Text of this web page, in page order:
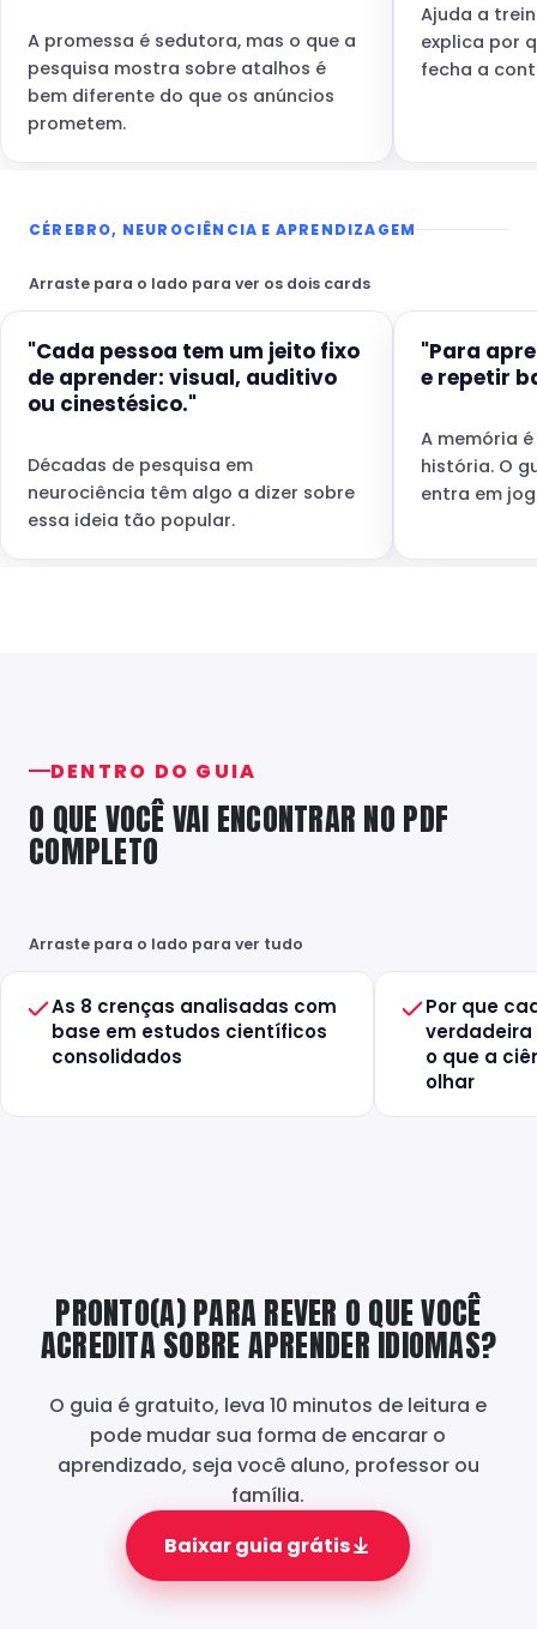
A promessa é sedutora, mas o que a
pesquisa mostra sobre atalhos é
bem diferente do que os anúncios
prometem.
Ajuda a
explica por
fecha a
CÉREBRO, NEUROCIÊNCIA E APRENDIZAGEM
Arraste para o lado para ver os dois cards
"Cada pessoa tem um jeito fixo
de aprender: visual, auditivo
ou cinestésico."
Décadas de pesquisa em
neurociência têm algo a dizer sobre
essa ideia tão popular.
"Para
e repetir
A memória
história. O
entra em
DENTRO DO GUIA
O QUE VOCÊ VAI ENCONTRAR NO PDF
COMPLETO
Arraste para o lado para ver tudo
As 8 crenças analisadas com
base em estudos científicos
consolidados
Por que
verdadeira
o que a
olhar
PRONTO(A) PARA REVER O QUE VOCÊ
ACREDITA SOBRE APRENDER IDIOMAS?
O guia é gratuito, leva 10 minutos de leitura e
pode mudar sua forma de encarar o
aprendizado, seja você aluno, professor ou
família.
Baixar guia grátis